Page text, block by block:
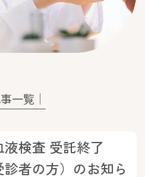
一覧│
検査 受託終了
診者の方）のお知ら